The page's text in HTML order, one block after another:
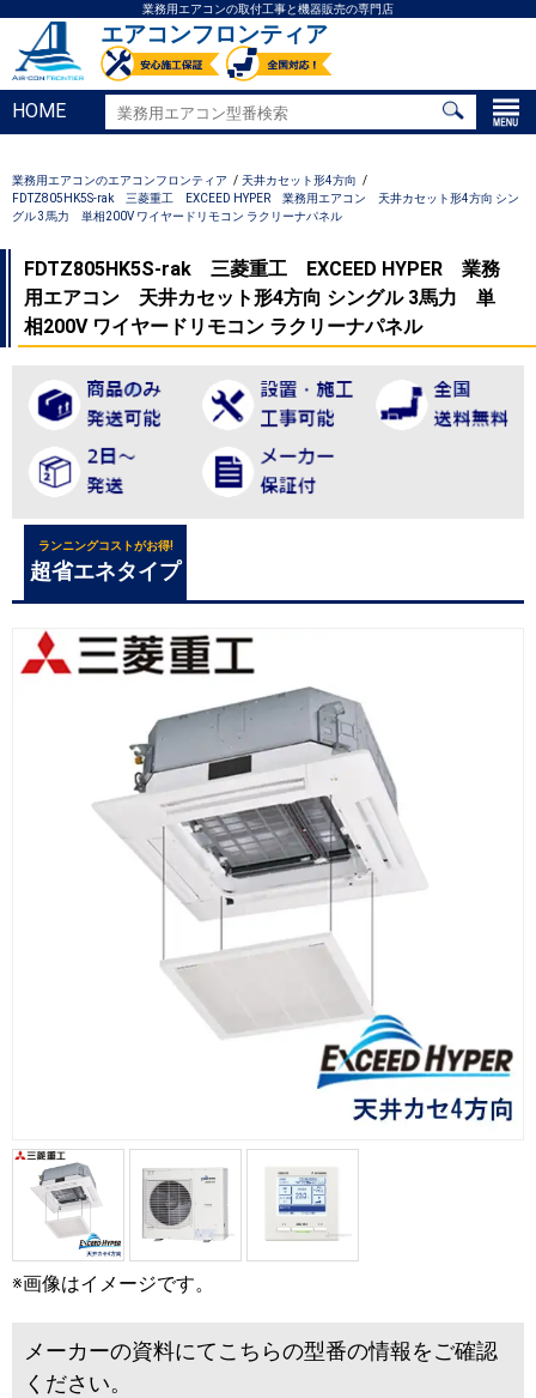
業務用エアコンの取付工事と機器販売の専門店
エアコンフロンティア
HOME
業務用エアコンのエアコンフロンティア
天井カセット形4方向
FDTZ805HK5S-rak 三菱重工 EXCEED HYPER 業務用エアコン 天井カセット形4方向 シン
グル 3馬力 単相200V ワイヤードリモコン ラクリーナパネル
FDTZ805HK5S-rak 三菱重工 EXCEED HYPER 業務
用エアコン 天井カセット形4方向 シングル 3馬力 単
相200V ワイヤードリモコン ラクリーナパネル
ランニングコストがお得!
超省エネタイプ
※画像はイメージです。
メーカーの資料にてこちらの型番の情報をご確認
ください。